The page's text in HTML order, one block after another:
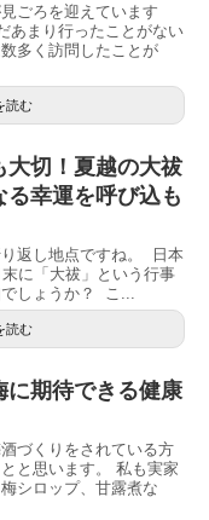
ごろを迎えています
あまり行ったことがない
多く訪問したことが
読む
大切！夏越の大祓
幸運を呼び込も
返し地点ですね。 日本
に「大祓」という行事
しょうか？ こ...
読む
に期待できる健康
づくりをされている方
と思います。 私も実家
シロップ、甘露煮な